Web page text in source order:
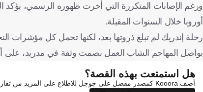
ورغم الإصابات المتكررة التي أخرت ظهوره الرسمي، يؤكد
أوروبا خلال السنوات المقبلة.
رحلة إندريك لم تبلغ ذروتها بعد، لكنها تحمل كل مؤشرات
يواصل المهاجم الشاب العمل بصمت وثقة في مدريد، على
هل استمتعت بهذه القصة؟
أضف Kooora كمصدر مفضل على جوجل للاطلاع على المزيد من تقاريرنا